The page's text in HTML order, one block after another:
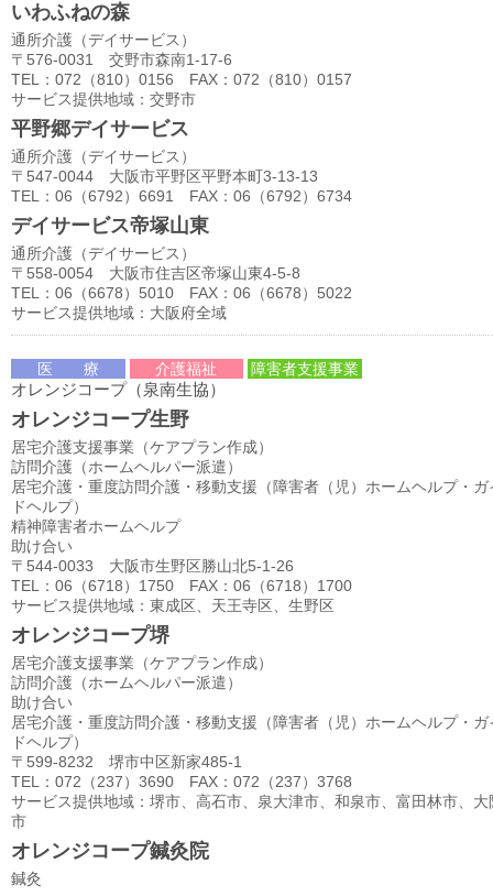
いわふねの森
通所介護（デイサービス）
〒576-0031 交野市森南1-17-6
TEL：072（810）0156 FAX：072（810）0157
サービス提供地域：交野市
平野郷デイサービス
通所介護（デイサービス）
〒547-0044 大阪市平野区平野本町3-13-13
TEL：06（6792）6691 FAX：06（6792）6734
デイサービス帝塚山東
通所介護（デイサービス）
〒558-0054 大阪市住吉区帝塚山東4-5-8
TEL：06（6678）5010 FAX：06（6678）5022
サービス提供地域：大阪府全域
医 療 介護福祉 障害者支援事業
オレンジコープ（泉南生協）
オレンジコープ生野
居宅介護支援事業（ケアプラン作成）
訪問介護（ホームヘルパー派遣）
居宅介護・重度訪問介護・移動支援（障害者（児）ホームヘルプ・ガ
ドヘルプ）
精神障害者ホームヘルプ
助け合い
〒544-0033 大阪市生野区勝山北5-1-26
TEL：06（6718）1750 FAX：06（6718）1700
サービス提供地域：東成区、天王寺区、生野区
オレンジコープ堺
居宅介護支援事業（ケアプラン作成）
訪問介護（ホームヘルパー派遣）
助け合い
居宅介護・重度訪問介護・移動支援（障害者（児）ホームヘルプ・ガ
ドヘルプ）
〒599-8232 堺市中区新家485-1
TEL：072（237）3690 FAX：072（237）3768
サービス提供地域：堺市、高石市、泉大津市、和泉市、富田林市、大
市
オレンジコープ鍼灸院
鍼灸